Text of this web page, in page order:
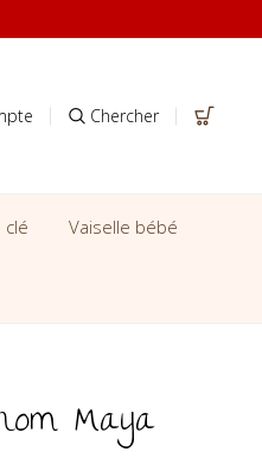
Chercher
clé Vaiselle bébé
Maya